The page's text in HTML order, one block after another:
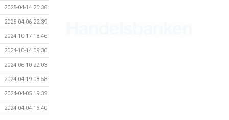
2025-04-14 20:36
2025-04-06 22:39
2024-10-17 18:46
2024-10-14 09:30
2024-06-10 22:03
2024-04-19 08:58
2024-04-05 19:39
2024-04-04 16:40